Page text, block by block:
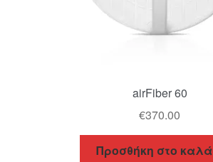
airFiber 60
€370.00
Προσθήκη στο